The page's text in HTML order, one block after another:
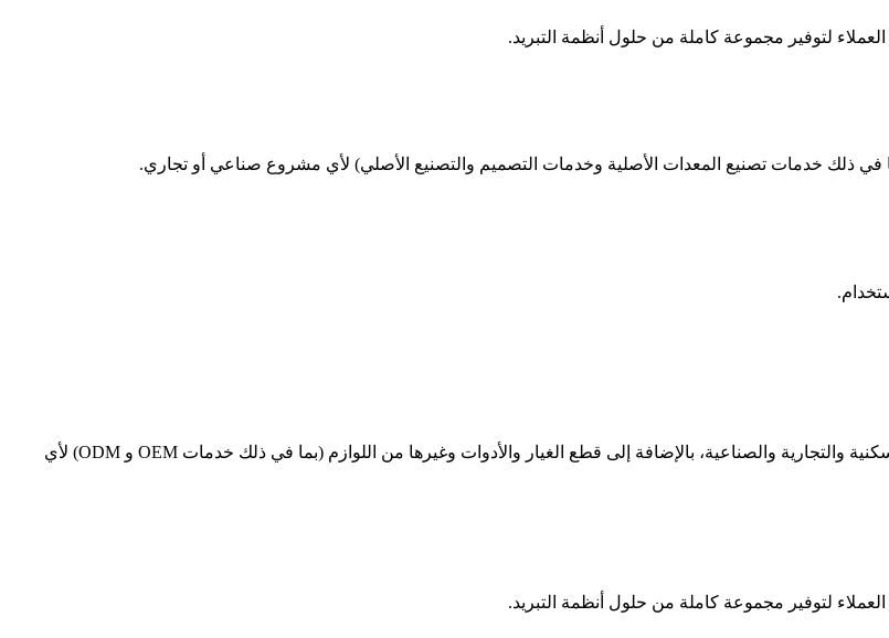
لتوفير مجموعة كاملة من حلول أنظمة التبريد.
في ذلك خدمات تصنيع المعدات الأصلية وخدمات التصميم والتصنيع الأصلي) لأي مشروع صناعي أو تجاري.
توفر شركة ThemoJinn مجموعة واسعة من الأنظمة عالية الكفاءة في التطبيقات السكنية والتجارية والصناعية، بالإضافة إلى قطع الغيار والأدوات وغيرها من اللوازم (بما في ذلك خدمات OEM و ODM) لأي
لتوفير مجموعة كاملة من حلول أنظمة التبريد.